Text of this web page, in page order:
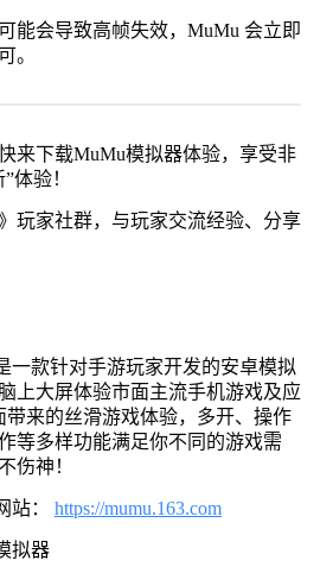
能会导致高帧失效，MuMu 会立即
。
来下载MuMu模拟器体验，享受非
体验！
玩家社群，与玩家交流经验、分享
一款针对手游玩家开发的安卓模拟
上大屏体验市面主流手机游戏及应
带来的丝滑游戏体验，多开、操作
等多样功能满足你不同的游戏需
伤神！
站： https://mumu.163.com
拟器